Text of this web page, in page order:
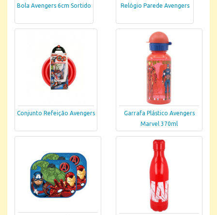
Bola Avengers 6cm Sortido Relógio Parede Avengers
Conjunto Refeição Avengers
Garrafa Plástico Avengers
Marvel 370ml